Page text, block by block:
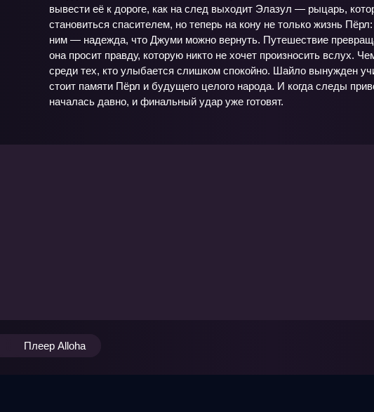
вывести её к дороге, как на след выходит Элазул — рыцарь,
становиться спасителем, но теперь на кону не только жизнь
ним — надежда, что Джуми можно вернуть. Путешествие
она просит правду, которую никто не хочет произносить вслух.
среди тех, кто улыбается слишком спокойно. Шайло вынужден
стоит памяти Пёрл и будущего целого народа. И когда следы
началась давно, и финальный удар уже готовят.
Плеер Alloha